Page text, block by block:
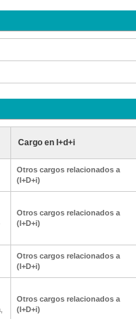
Cargo en I+d+i
Otros cargos relacionados a
(I+D+i)
Otros cargos relacionados a
(I+D+i)
Otros cargos relacionados a
(I+D+i)
Otros cargos relacionados a
(I+D+i)